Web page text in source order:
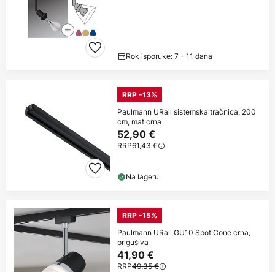
Rok isporuke: 7 - 11 dana
RRP -13%
Paulmann URail sistemska tračnica, 200
cm, mat crna
52,90 €
RRP61,43 €
Na lageru
RRP -15%
Paulmann URail GU10 Spot Cone crna,
prigušiva
41,90 €
RRP49,35 €